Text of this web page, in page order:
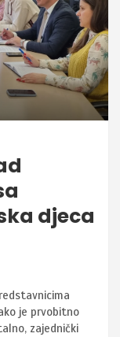
djeca
je prvobitno
zajednički